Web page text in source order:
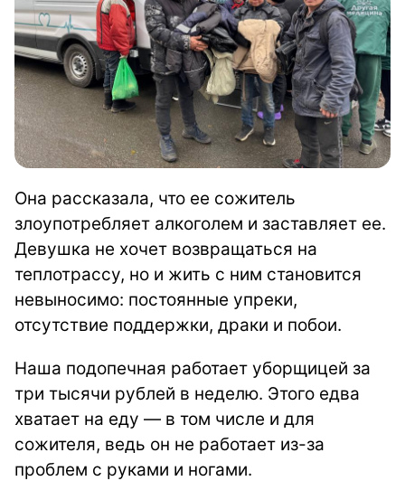
Она рассказала, что ее сожитель
злоупотребляет алкоголем и заставляет ее.
Девушка не хочет возвращаться на
теплотрассу, но и жить с ним становится
невыносимо: постоянные упреки,
отсутствие поддержки, драки и побои.
Наша подопечная работает уборщицей за
три тысячи рублей в неделю. Этого едва
хватает на еду — в том числе и для
сожителя, ведь он не работает из-за
проблем с руками и ногами.